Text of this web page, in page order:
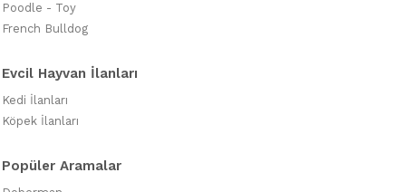
Poodle - Toy
French Bulldog
Evcil Hayvan İlanları
Kedi İlanları
Köpek İlanları
Popüler Aramalar